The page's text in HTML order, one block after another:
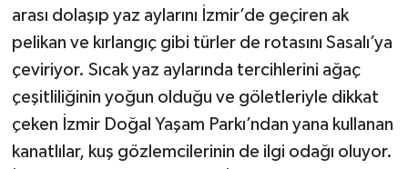
arası dolaşıp yaz aylarını İzmir’de geçiren ak
pelikan ve kırlangıç gibi türler de rotasını Sasalı’ya
çeviriyor. Sıcak yaz aylarında tercihlerini ağaç
çeşitliliğinin yoğun olduğu ve göletleriyle dikkat
çeken İzmir Doğal Yaşam Parkı’ndan yana kullanan
kanatlılar, kuş gözlemcilerinin de ilgi odağı oluyor.